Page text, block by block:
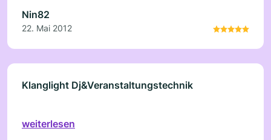
Nin82
22. Mai 2012
Klanglight Dj&Veranstaltungstechnik
weiterlesen